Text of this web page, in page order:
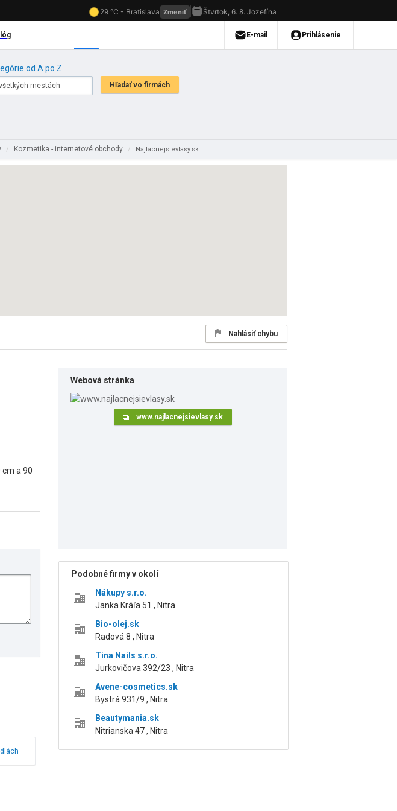
od A po Z
/ Kozmetika - internetové obchody / Najlacnejsievlasy.sk
Nahlásiť chybu
cm a 90
Webová stránka
www.najlacnejsievlasy.sk
Podobné firmy v okolí
Nákupy s.r.o.
Janka Kráľa 51 , Nitra
Bio-olej.sk
Radová 8 , Nitra
Tina Nails s.r.o.
Jurkovičova 392/23 , Nitra
Avene-cosmetics.sk
Bystrá 931/9 , Nitra
Beautymania.sk
Nitrianska 47 , Nitra